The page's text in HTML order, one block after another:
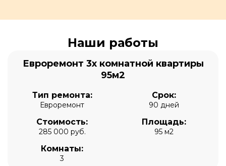
Наши работы
Евроремонт 3х комнатной квартиры
95м2
Тип ремонта:
Евроремонт
Срок:
90 дней
Стоимость:
285 000 руб.
Площадь:
95 м2
Комнаты:
3